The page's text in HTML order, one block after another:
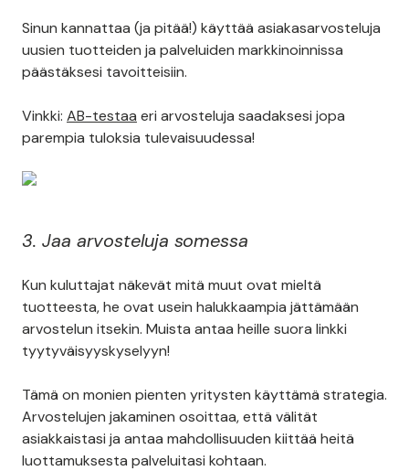
Sinun kannattaa (ja pitää!) käyttää asiakasarvosteluja
uusien tuotteiden ja palveluiden markkinoinnissa
päästäksesi tavoitteisiin.
Vinkki: AB-testaa eri arvosteluja saadaksesi jopa
parempia tuloksia tulevaisuudessa!
3. Jaa arvosteluja somessa
Kun kuluttajat näkevät mitä muut ovat mieltä
tuotteesta, he ovat usein halukkaampia jättämään
arvostelun itsekin. Muista antaa heille suora linkki
tyytyväisyyskyselyyn!
Tämä on monien pienten yritysten käyttämä strategia.
Arvostelujen jakaminen osoittaa, että välität
asiakkaistasi ja antaa mahdollisuuden kiittää heitä
luottamuksesta palveluitasi kohtaan.